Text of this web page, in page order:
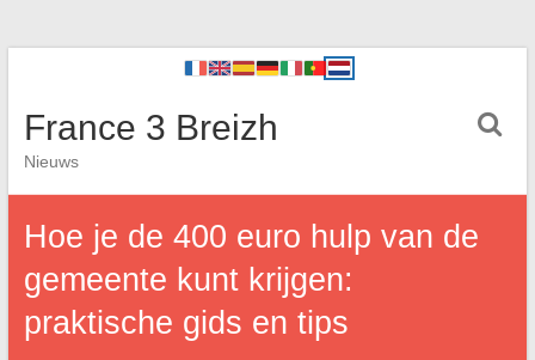
France 3 Breizh
Nieuws
Hoe je de 400 euro hulp van de
gemeente kunt krijgen:
praktische gids en tips